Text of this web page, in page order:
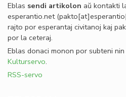
Eblas sendi artikolon aŭ kontakti
esperantio.net
rajto por esperantaj civitanoj kaj
por la ceteraj.
Eblas donaci monon por subteni
Kulturservo.
RSS-servo